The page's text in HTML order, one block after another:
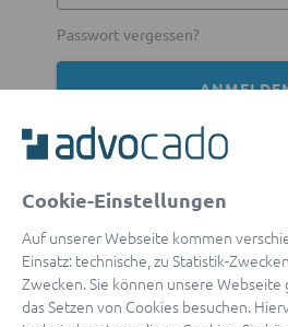
Passwort vergessen?
Mit Apple
Sign in with
Cookie-Einstellungen
Auf unserer Webseite kommen
Einsatz: technische, zu Statistik-
Zwecken. Sie können unsere Webseite
das Setzen von Cookies besuchen.